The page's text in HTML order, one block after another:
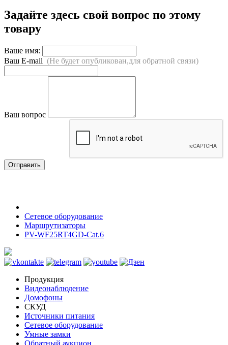
Задайте здесь свой вопрос по этому
товару
Ваше имя:
Ваш E-mail (Не будет опубликован,для обратной связи)
Ваш вопрос
Отправить
Сетевое оборудование
Маршрутизаторы
PV-WF25RT4GD-Cat.6
Продукция
Видеонаблюдение
Домофоны
СКУД
Источники питания
Сетевое оборудование
Умные замки
Обратный аукцион